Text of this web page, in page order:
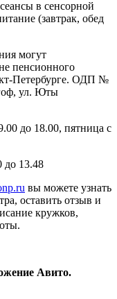
в сенсорной
(завтрак, обед
могут
пенсионного
Петербурге. ОДП №
ул. Юты
до 18.00, пятница с
до 13.48
вы можете узнать
оставить отзыв и
кружков,
Авито.